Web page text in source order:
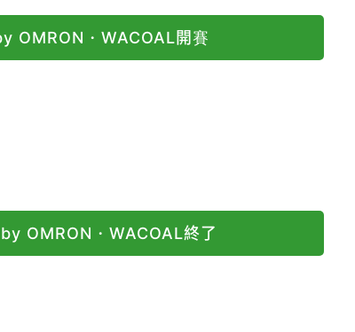
OMRON・WACOAL開賽
OMRON・WACOAL終了